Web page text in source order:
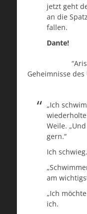
jetzt geht
an die
fallen.
Dante!
Geheimnisse des
„Ich
Weile.
gern.“
Ich schwieg.
am
„Ich
ich.